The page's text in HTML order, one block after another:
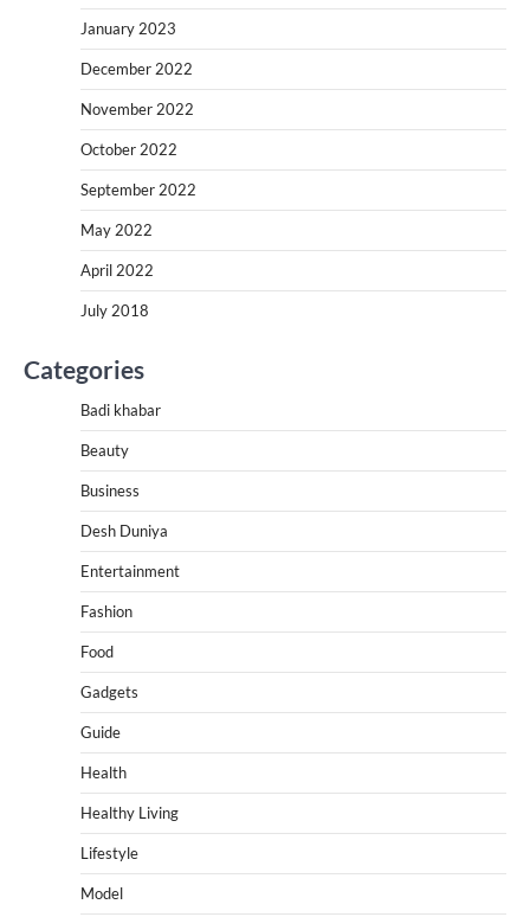
January 2023
December 2022
November 2022
October 2022
September 2022
May 2022
April 2022
July 2018
Categories
Badi khabar
Beauty
Business
Desh Duniya
Entertainment
Fashion
Food
Gadgets
Guide
Health
Healthy Living
Lifestyle
Model